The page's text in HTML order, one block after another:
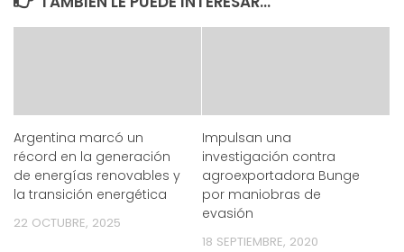
Argentina marcó un
récord en la generación
de energías renovables y
la transición energética
22 OCTUBRE, 2025
Impulsan una
investigación contra
agroexportadora Bunge
por maniobras de
evasión
18 SEPTIEMBRE, 2020